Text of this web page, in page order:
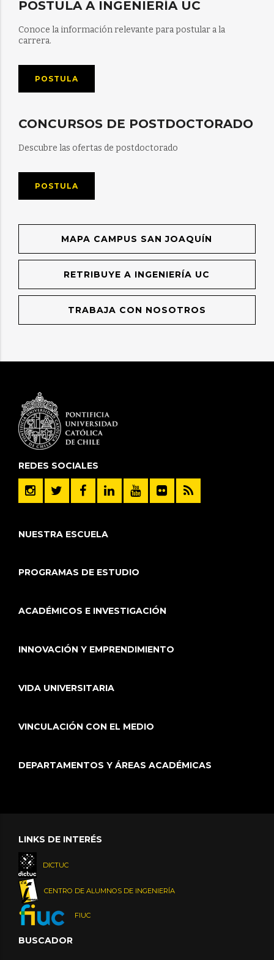
POSTULA A INGENIERÍA UC
Conoce la información relevante para postular a la
carrera.
POSTULA
CONCURSOS DE POSTDOCTORADO
Descubre las ofertas de postdoctorado
POSTULA
MAPA CAMPUS SAN JOAQUÍN
RETRIBUYE A INGENIERÍA UC
TRABAJA CON NOSOTROS
REDES SOCIALES
NUESTRA ESCUELA
PROGRAMAS DE ESTUDIO
ACADÉMICOS E INVESTIGACIÓN
INNOVACIÓN Y EMPRENDIMIENTO
VIDA UNIVERSITARIA
VINCULACIÓN CON EL MEDIO
DEPARTAMENTOS Y ÁREAS ACADÉMICAS
LINKS DE INTERÉS
DICTUC
CENTRO DE ALUMNOS DE INGENIERÍA
FIUC
BUSCADOR